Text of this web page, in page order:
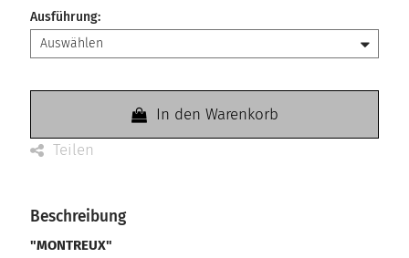
Ausführung:
In den Warenkorb
Teilen
Beschreibung
"MONTREUX"